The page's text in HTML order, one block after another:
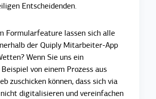
Entscheidenden.
Formularfeature lassen sich alle
der Quiply Mitarbeiter-App
Wenn Sie uns ein
von einem Prozess aus
zuschicken können, dass sich via
nicht digitalisieren und vereinfachen